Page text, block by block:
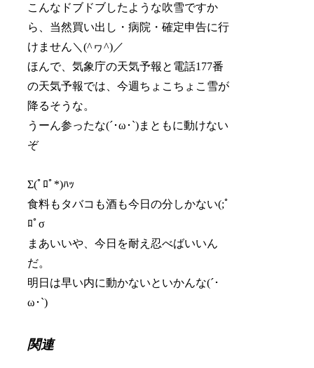
こんなドブドブしたような吹雪ですか
ら、当然買い出し・病院・確定申告に行
けません＼(^ヮ^)／
ほんで、気象庁の天気予報と電話177番
の天気予報では、今週ちょこちょこ雪が
降るそうな。
うーん参ったな(´･ω･`)まともに動けない
ぞ
Σ(ﾟﾛﾟ*)ﾊｯ
食料もタバコも酒も今日の分しかない(;ﾟ
ﾛﾟσ
まあいいや、今日を耐え忍べばいいん
だ。
明日は早い内に動かないといかんな(´･
ω･`)
関連